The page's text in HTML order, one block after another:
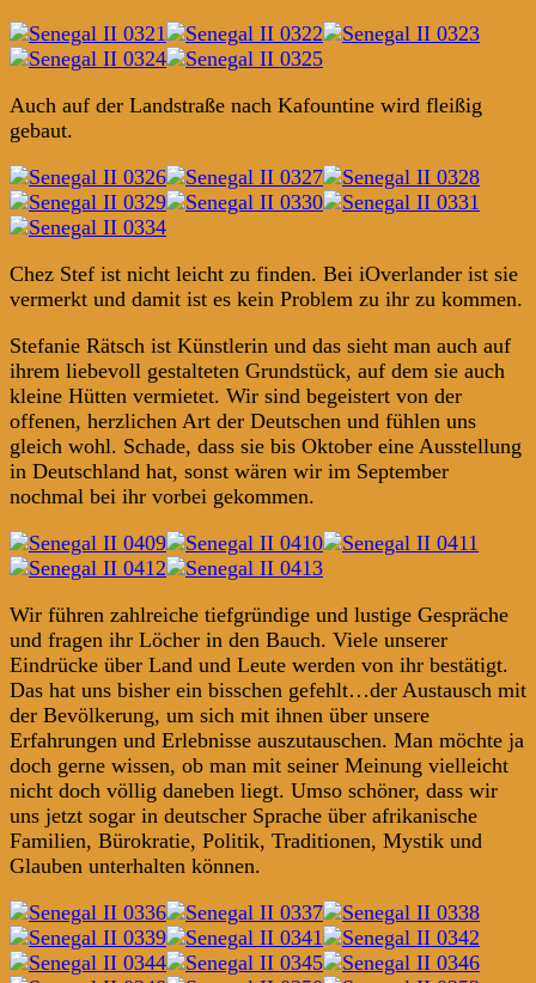
Auch auf der Landstraße nach Kafountine wird fleißig
gebaut.
Chez Stef ist nicht leicht zu finden. Bei iOverlander ist sie
vermerkt und damit ist es kein Problem zu ihr zu kommen.
Stefanie Rätsch ist Künstlerin und das sieht man auch auf
ihrem liebevoll gestalteten Grundstück, auf dem sie auch
kleine Hütten vermietet. Wir sind begeistert von der
offenen, herzlichen Art der Deutschen und fühlen uns
gleich wohl. Schade, dass sie bis Oktober eine Ausstellung
in Deutschland hat, sonst wären wir im September
nochmal bei ihr vorbei gekommen.
Wir führen zahlreiche tiefgründige und lustige Gespräche
und fragen ihr Löcher in den Bauch. Viele unserer
Eindrücke über Land und Leute werden von ihr bestätigt.
Das hat uns bisher ein bisschen gefehlt…der Austausch mit
der Bevölkerung, um sich mit ihnen über unsere
Erfahrungen und Erlebnisse auszutauschen. Man möchte ja
doch gerne wissen, ob man mit seiner Meinung vielleicht
nicht doch völlig daneben liegt. Umso schöner, dass wir
uns jetzt sogar in deutscher Sprache über afrikanische
Familien, Bürokratie, Politik, Traditionen, Mystik und
Glauben unterhalten können.